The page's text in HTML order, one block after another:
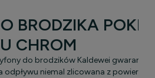
BRODZIKA
CHROM
do brodzików Kaldewei
odpływu niemal zlicowana z